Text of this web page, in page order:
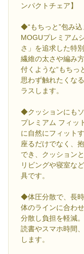
ンパクトチェア】
◆“もちっと”包み
MOGUプレミアム
さ」を追求した特
繊維の太さや編み
付くような“もちっ
思わず触れたくな
ラスします。
◆クッションにも
プレミアム フィッ
に自然にフィット
座るだけでなく、
でき、クッション
リビングや寝室な
具です。
◆体圧分散で、長
体のラインに合わ
分散し負担を軽減。
読書やスマホ時間
します。